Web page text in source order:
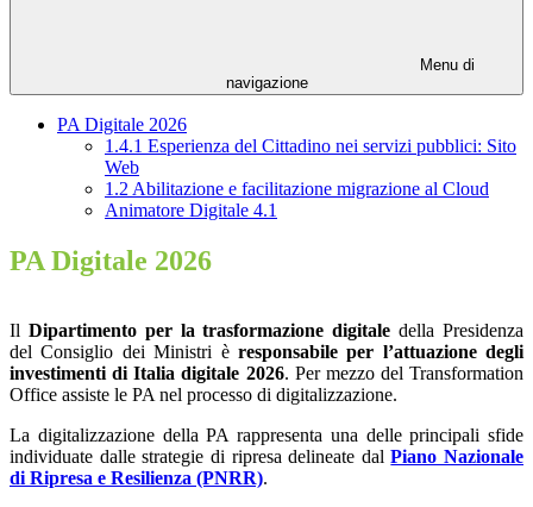
Menu di
navigazione
PA Digitale 2026
1.4.1 Esperienza del Cittadino nei servizi pubblici: Sito
Web
1.2 Abilitazione e facilitazione migrazione al Cloud
Animatore Digitale 4.1
PA Digitale 2026
Il Dipartimento per la trasformazione digitale della Presidenza
del Consiglio dei Ministri è responsabile per l’attuazione degli
investimenti di Italia digitale 2026. Per mezzo del Transformation
Office assiste le PA nel processo di digitalizzazione.
La digitalizzazione della PA rappresenta una delle principali sfide
individuate dalle strategie di ripresa delineate dal Piano Nazionale
di Ripresa e Resilienza (PNRR).